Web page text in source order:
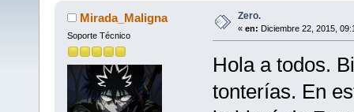
Mirada_Maligna
Soporte Técnico
Zero.
« en: Diciembre 22, 2015,
Hola a todos.
tonterías. En